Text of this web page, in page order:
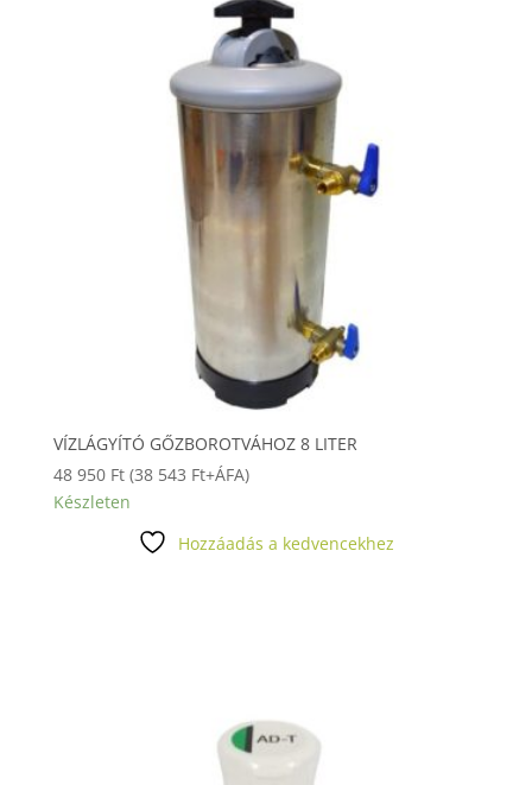
VÍZLÁGYÍTÓ GŐZBOROTVÁHOZ 8 LITER
48 950 Ft (38 543 Ft+ÁFA)
Készleten
Hozzáadás a kedvencekhez